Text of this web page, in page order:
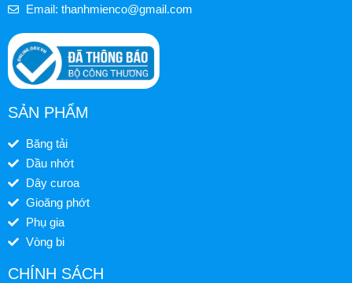
Email: thanhmienco@gmail.com
SẢN PHẨM
Băng tải
Dầu nhớt
Dây curoa
Gioăng phớt
Phụ gia
Vòng bi
CHÍNH SÁCH